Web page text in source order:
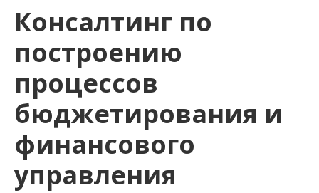
Консалтинг по
построению
процессов
бюджетирования и
финансового
управления